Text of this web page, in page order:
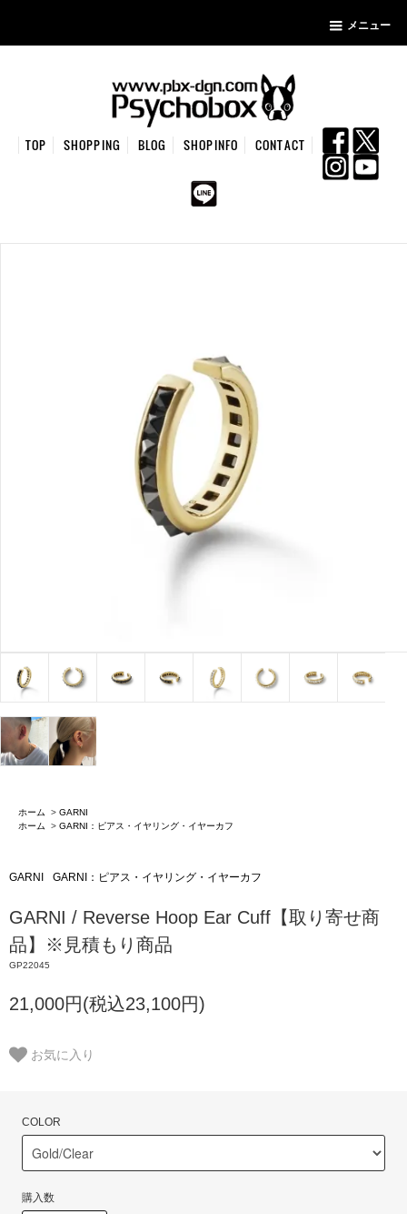
メニュー
TOP SHOPPING BLOG SHOPINFO CONTACT
ホーム > GARNI
ホーム
> GARNI：ピアス・イヤリング・イヤーカフ
GARNI GARNI：ピアス・イヤリング・イヤーカフ
GARNI / Reverse Hoop Ear Cuff【取り寄せ商
品】※見積もり商品
GP22045
21,000円(税込23,100円)
お気に入り
COLOR
購入数